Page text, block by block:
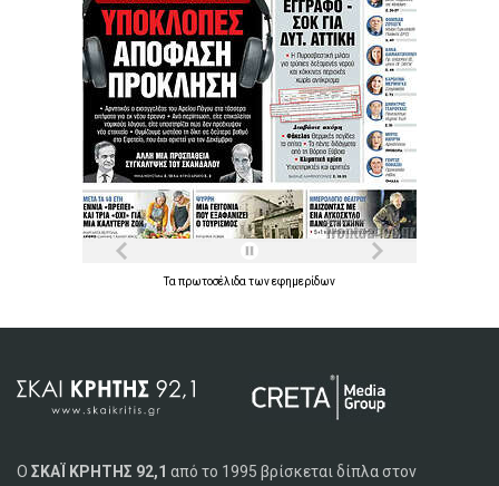
Ταπρωτοσέλιδατωνεφημερίδων
Ο ΣΚΑΪ ΚΡΗΤΗΣ 92,1 από το 1995 βρίσκεται δίπλα στον